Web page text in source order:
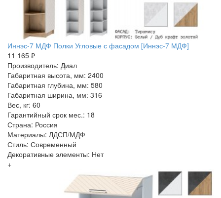
Иннэс-7 МДФ Полки Угловые с фасадом [Иннэс-7 МДФ]
11 165 ₽
Производитель: Диал
Габаритная высота, мм: 2400
Габаритная глубина, мм: 580
Габаритная ширина, мм: 316
Вес, кг: 60
Гарантийный срок мес.: 18
Страна: Россия
Материалы: ЛДСП/МДФ
Стиль: Современный
Декоративные элементы: Нет
+